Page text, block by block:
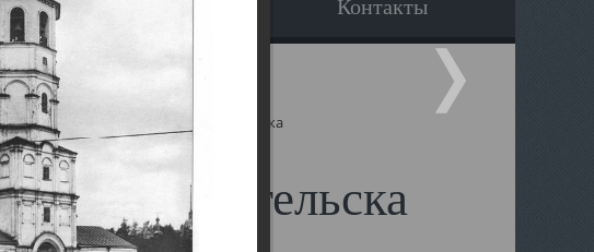
Контакты
Свято-Троицкий собор Архангельска
Архангельска